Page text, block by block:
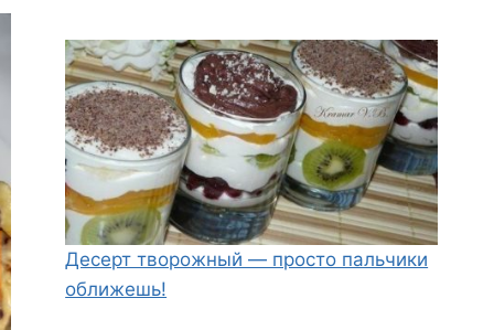
Десерт творожный — просто пальчики
оближешь!